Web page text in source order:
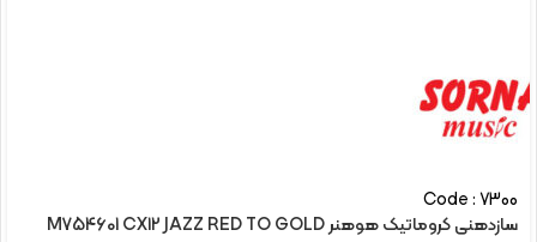
Code : 7300
سازدهنی کروماتیک هوهنر M754601 CX12 JAZZ RED TO GOLD